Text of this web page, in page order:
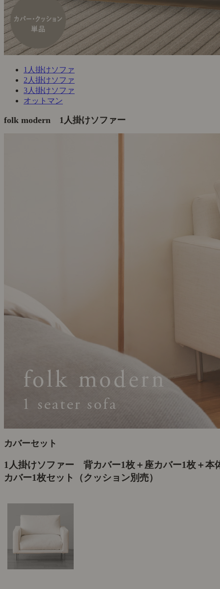
1人掛けソファ
2人掛けソファ
3人掛けソファ
オットマン
folk modern 1人掛けソファー
カバーセット
1人掛けソファー 背カバー1枚＋座カバー1枚＋本
カバー1枚セット（クッション別売）